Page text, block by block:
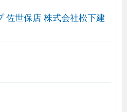
佐世保店 株式会社松下建